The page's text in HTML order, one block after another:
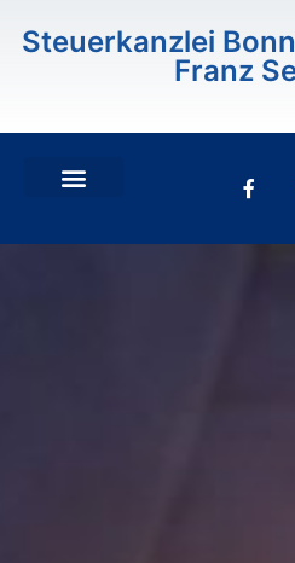
springen
Steuerkanzlei
Franz